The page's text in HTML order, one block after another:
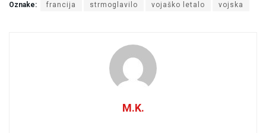
Oznake: francija strmoglavilo vojaško letalo vojska
M.K.